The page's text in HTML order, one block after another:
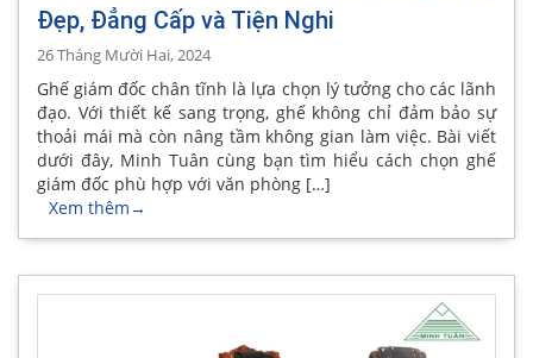
Đẹp, Đẳng Cấp và Tiện Nghi
26 Tháng Mười Hai, 2024
Ghế giám đốc chân tĩnh là lựa chọn lý tưởng cho các lãnh
đạo. Với thiết kế sang trọng, ghế không chỉ đảm bảo sự
thoải mái mà còn nâng tầm không gian làm việc. Bài viết
dưới đây, Minh Tuân cùng bạn tìm hiểu cách chọn ghế
giám đốc phù hợp với văn phòng […]
Xem thêm→